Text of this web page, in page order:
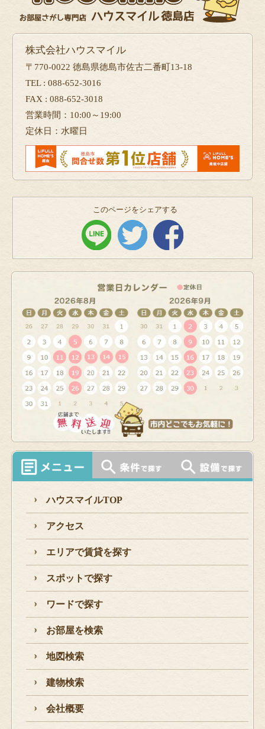
株式会社ハウスマイル
〒770-0022 徳島県徳島市佐古二番町13-18
TEL : 088-652-3016
FAX : 088-652-3018
営業時間：10:00～19:00
定休日：水曜日
このページをシェアする
ハウスマイルTOP
アクセス
エリアで賃貸を探す
スポットで探す
ワードで探す
お部屋を検索
地図検索
建物検索
会社概要